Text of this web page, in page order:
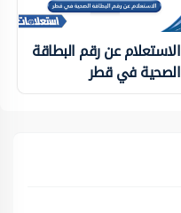
الاستعلام عن رقم البطاقة
الصحية في قطر